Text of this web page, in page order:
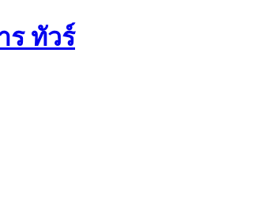
ร ทัวร์